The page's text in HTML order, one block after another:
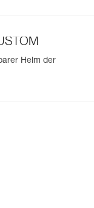
Helm der